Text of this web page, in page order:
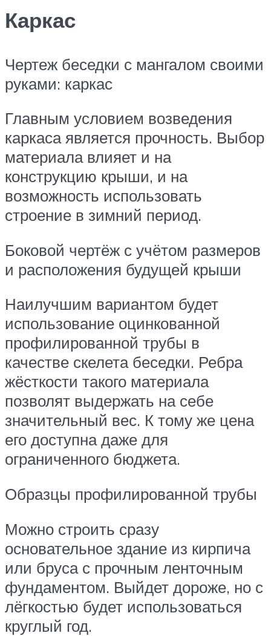
Каркас
Чертеж беседки с мангалом своими
руками: каркас
Главным условием возведения
каркаса является прочность. Выбор
материала влияет и на
конструкцию крыши, и на
возможность использовать
строение в зимний период.
Боковой чертёж с учётом размеров
и расположения будущей крыши
Наилучшим вариантом будет
использование оцинкованной
профилированной трубы в
качестве скелета беседки. Ребра
жёсткости такого материала
позволят выдержать на себе
значительный вес. К тому же цена
его доступна даже для
ограниченного бюджета.
Образцы профилированной трубы
Можно строить сразу
основательное здание из кирпича
или бруса с прочным ленточным
фундаментом. Выйдет дороже, но с
лёгкостью будет использоваться
круглый год.